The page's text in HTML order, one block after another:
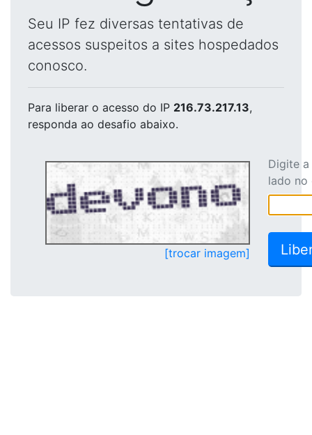
Seu IP fez diversas tentativas de
acessos suspeitos a sites hospedados
conosco.
Para liberar o acesso do IP 216.73.217.13,
responda ao desafio abaixo.
[trocar imagem]
Digite
lado no